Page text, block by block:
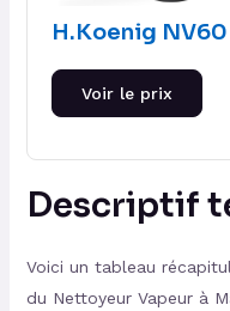
H.Koenig NV60
Voir le prix
Descriptif
Voici un tableau
du Nettoyeur Vapeur à